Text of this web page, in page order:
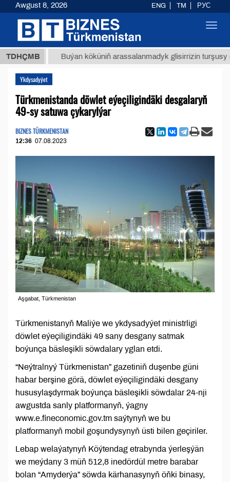
TDHÇMBBuýan köküniň arassalanmadyk glisirrizin turşusy (t.)
Ykdysadyýet
Türkmenistanda döwlet eýeçiligindäki desgalaryň
49-sy satuwa çykarylýar
BIZNES TÜRKMENISTAN
12:36 07.08.2023
Aşgabat, Türkmenistan
Türkmenistanyň Maliýe we ykdysadyýet ministrligi
döwlet eýeçiligindäki 49 sany desgany satmak
boýunça bäsleşikli söwdalary yglan etdi.
“Neýtralnyý Türkmenistan” gazetiniň duşenbe güni
habar berşine görä, döwlet eýeçiligindäki desgany
hususylaşdyrmak boýunça bäsleşikli söwdalar 24-nji
awgustda sanly platformanyň, ýagny
www.е.fineconomic.gov.tm saýtynyň we bu
platformanyň mobil goşundysynyň üsti bilen geçiriler.
Lebap welaýatynyň Köýtendag etrabynda ýerleşýän
we meýdany 3 müň 512,8 inedördül metre barabar
bolan “Amyderýa” söwda kärhanasynyň öňki binasy,
Awgust 8, 2026 ENG TM РУС